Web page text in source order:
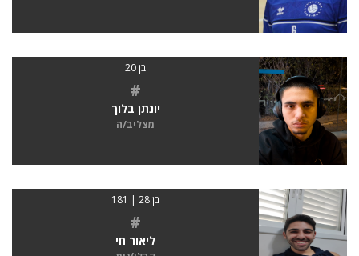
בן 20
#
יונתן בלוך
מצליב/ה
בן 28 | 181
#
ליאור חי